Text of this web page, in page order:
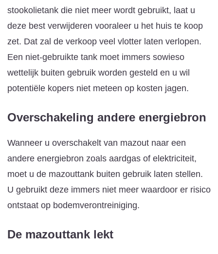
stookolietank die niet meer wordt gebruikt, laat u
deze best verwijderen vooraleer u het huis te koop
zet. Dat zal de verkoop veel vlotter laten verlopen.
Een niet-gebruikte tank moet immers sowieso
wettelijk buiten gebruik worden gesteld en u wil
potentiële kopers niet meteen op kosten jagen.
Overschakeling andere energiebron
Wanneer u overschakelt van mazout naar een
andere energiebron zoals aardgas of elektriciteit,
moet u de mazouttank buiten gebruik laten stellen.
U gebruikt deze immers niet meer waardoor er risico
ontstaat op bodemverontreiniging.
De mazouttank lekt